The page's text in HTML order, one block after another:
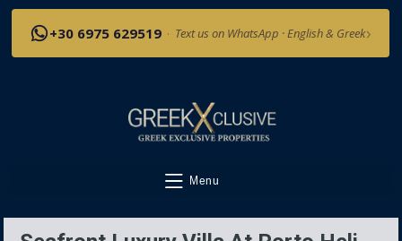
+30 6975 629519 · Text us on WhatsApp · English & Greek›
Menu